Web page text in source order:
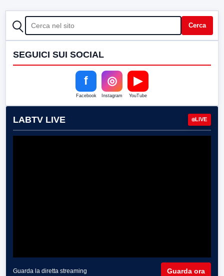
CERCA Cerca
SEGUICI SUI SOCIAL
f
Facebook
◎
Instagram
▶
YouTube
LABTV LIVE LIVE
Guarda la diretta streaming Guarda ora